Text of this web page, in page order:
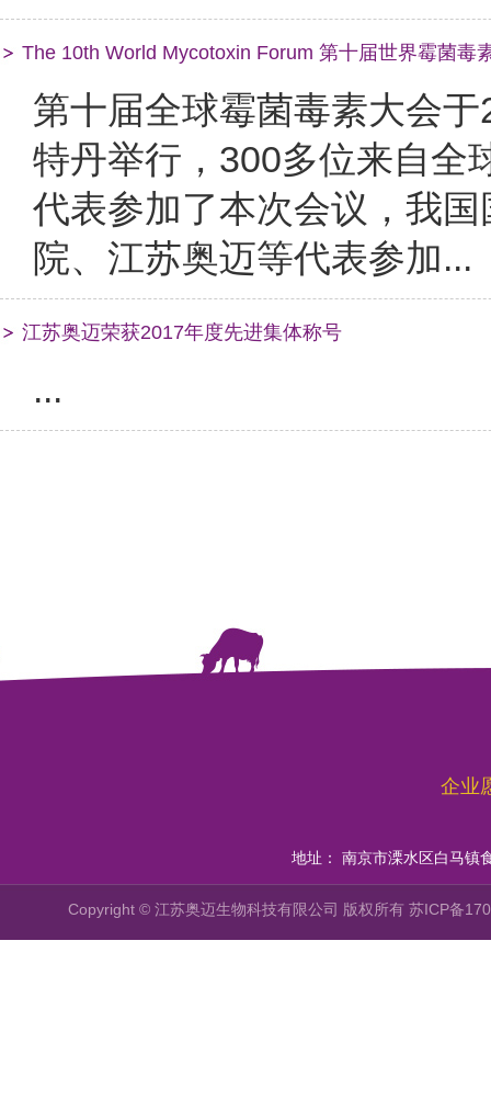
The 10th World Mycotoxin Forum 第十届世界霉菌毒
第十届全球霉菌毒素大会
特丹举行，300多位来自全
代表参加了本次会议，我
院、江苏奥迈等代表参加...
江苏奥迈荣获2017年度先进集体称号
...
企业
地址： 南京市溧水区白马镇
Copyright © 江苏奥迈生物科技有限公司 版权所有 苏ICP备